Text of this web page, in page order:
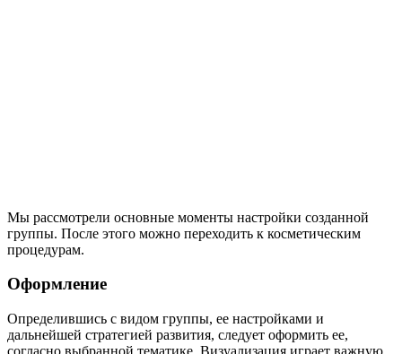
Мы рассмотрели основные моменты настройки созданной
группы. После этого можно переходить к косметическим
процедурам.
Оформление
Определившись с видом группы, ее настройками и
дальнейшей стратегией развития, следует оформить ее,